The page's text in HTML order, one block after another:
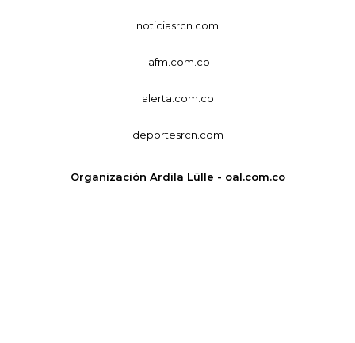
noticiasrcn.com
lafm.com.co
alerta.com.co
deportesrcn.com
Organización Ardila Lülle - oal.com.co